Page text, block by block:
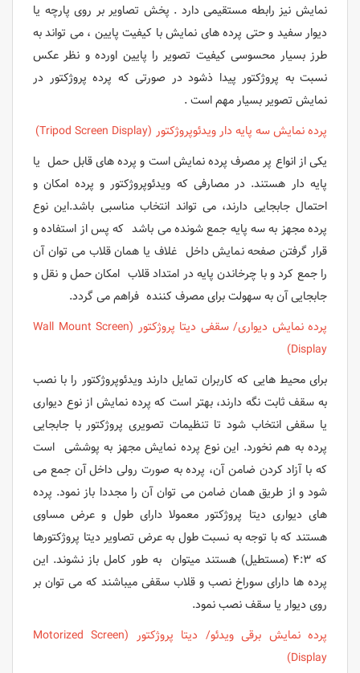
نمایش نیز رابطه مستقیمی دارد . پخش تصاویر بر روی پارچه یا
دیوار سفید و حتی پرده های نمایش با کیفیت پایین ، می تواند به
طرز بسیار محسوسی کیفیت تصویر را پایین اورده و نظر عکس
نسبت به پروژکتور پیدا ذشود در صورتی که پرده پروژکتور در
نمایش تصویر بسیار مهم است .
پرده نمایش سه پایه دار ویدئوپروژکتور (Tripod Screen Display)
یکی از انواع پر مصرف پرده نمایش است و پرده های قابل حمل یا
پایه دار هستند. در مصارفی که ویدئوپروژکتور و پرده امکان و
احتمال جابجایی دارند، می تواند انتخاب مناسبی باشد.این نوع
پرده مجهز به سه پایه جمع شونده می باشد که پس از استفاده و
قرار گرفتن صفحه نمایش داخل غلاف یا همان قلاب می توان آن
را جمع کرد و با چرخاندن پایه در امتداد قلاب امکان حمل و نقل و
جابجایی آن به سهولت برای مصرف کننده فراهم می گردد.
پرده نمایش دیواری/ سقفی دیتا پروژکتور (Wall Mount Screen
Display)
برای محیط هایی که کاربران تمایل دارند ویدئوپروژکتور را با نصب
به سقف ثابت نگه دارند، بهتر است که پرده نمایش از نوع دیواری
یا سقفی انتخاب شود تا تنظیمات تصویری پروژکتور با جابجایی
پرده به هم نخورد. این نوع پرده نمایش مجهز به پوششی است
که با آزاد کردن ضامن آن، پرده به صورت رولی داخل آن جمع می
شود و از طریق همان ضامن می توان آن را مجددا باز نمود. پرده
های دیواری دیتا پروژکتور معمولا دارای طول و عرض مساوی
هستند که با توجه به نسبت طول به عرض تصاویر دیتا پروژکتورها
که ۴:۳ (مستطیل) هستند میتوان به طور کامل باز نشوند. این
پرده ها دارای سوراخ نصب و قلاب سقفی میباشند که می توان بر
روی دیوار یا سقف نصب نمود.
پرده نمایش برقی ویدئو/ دیتا پروژکتور (Motorized Screen
Display)